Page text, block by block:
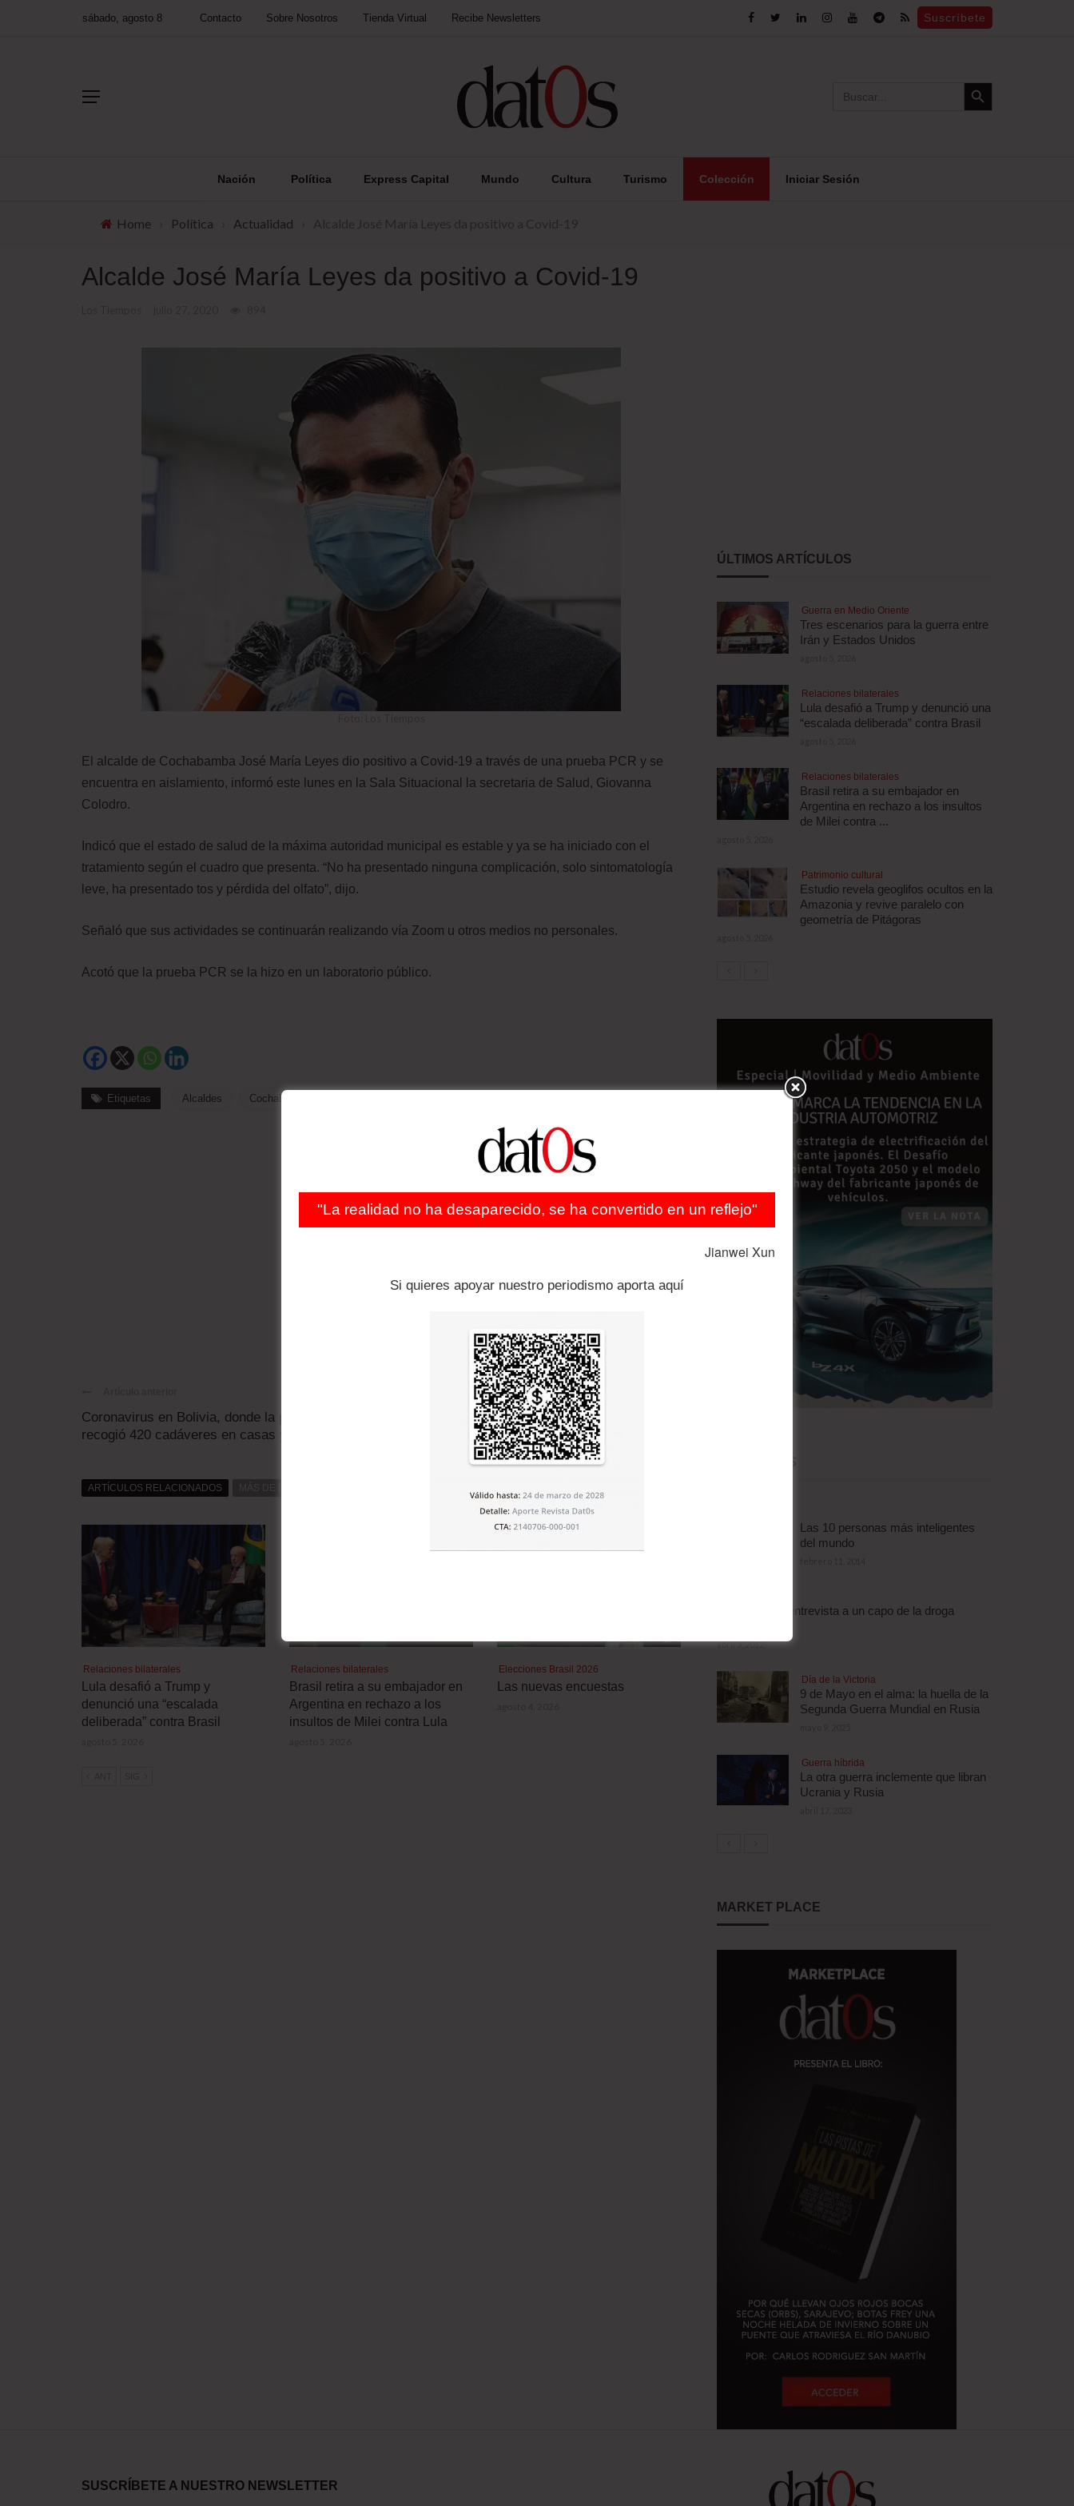
sábado, agosto 8 Contacto Sobre Nosotros Tienda Virtual Recibe Newsletters Suscríbete
for:
Search Button
Nación Política Express Capital Mundo Cultura Turismo Colección Iniciar Sesión
Home Política Actualidad
Alcalde José María Leyes da positivo a Covid-19
El alcalde de Cochabamba José María Leyes dio positivo a Covid-19 a través de una prueba PCR y se
encuentra en aislamiento, informó este lunes en la Sala Situacional la secretaria de Salud, Giovanna
Colodro.
Indicó que el estado de salud de la máxima autoridad municipal es estable y ya se ha iniciado con el
tratamiento según el cuadro que presenta. “No ha presentado ninguna complicación, solo sintomatología
leve, ha presentado tos y pérdida del olfato”, dijo.
Señaló que sus actividades se continuarán realizando vía Zoom u otros medios no personales.
Acotó que la prueba PCR se la hizo en un laboratorio público.
Etiquetas Alcaldes Cochabamba
Coronavirus en Bolivia, donde la policía
recogió 420 cadáveres en casas y ...
Artículo siguiente
Agemed publica lista de precios de
medicamentos frente a la COVID
ARTÍCULOS RELACIONADOS
Relaciones bilaterales
Lula desafió a Trump y
denunció una “escalada
deliberada” contra Brasil
Relaciones bilaterales
Brasil retira a su embajador en
Argentina en rechazo a los
insultos de Milei contra Lula
Elecciones Brasil 2026
Las nuevas encuestas
ÚLTIMOS ARTÍCULOS
Guerra en Medio Oriente
Tres escenarios para la guerra entre
Irán y Estados Unidos
Relaciones bilaterales
Lula desafió a Trump y denunció una
“escalada deliberada” contra Brasil
Relaciones bilaterales
Brasil retira a su embajador en
Argentina en rechazo a los insultos
de Milei contra ...
Patrimonio cultural
Estudio revela geoglifos ocultos en la
Amazonia y revive paralelo con
geometría de Pitágoras
Las 10 personas más inteligentes
del mundo
Escalofriante entrevista a un capo de la droga
abril 3, 2012
Día de la Victoria
9 de Mayo en el alma: la huella de la
Segunda Guerra Mundial en Rusia
Guerra híbrida
La otra guerra inclemente que libran
Ucrania y Rusia
MARKET PLACE
SUSCRÍBETE A NUESTRO NEWSLETTER
"La realidad no ha desaparecido, se ha convertido en un reflejo"
Jianwei Xun
Si quieres apoyar nuestro periodismo aporta aquí